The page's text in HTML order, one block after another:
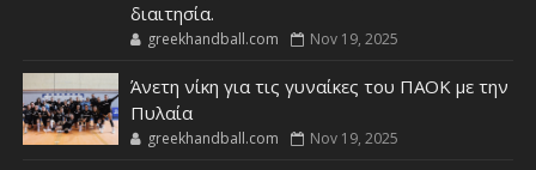
διαιτησία.
greekhandball.com Nov 19, 2025
Άνετη νίκη για τις γυναίκες του ΠΑΟΚ με την
Πυλαία
greekhandball.com Nov 19, 2025